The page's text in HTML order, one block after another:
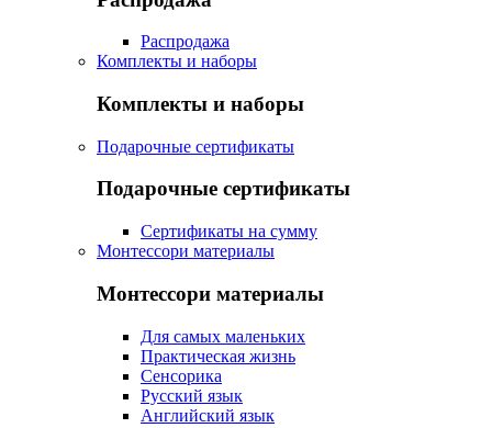
Распродажа
Комплекты и наборы
Комплекты и наборы
Подарочные сертификаты
Подарочные сертификаты
Сертификаты на сумму
Монтессори материалы
Монтессори материалы
Для самых маленьких
Практическая жизнь
Сенсорика
Русский язык
Английский язык